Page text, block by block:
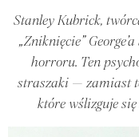
Stanley Kubrick,
„Zniknięcie”
horroru. Ten
straszaki — zamiast
które wślizguje